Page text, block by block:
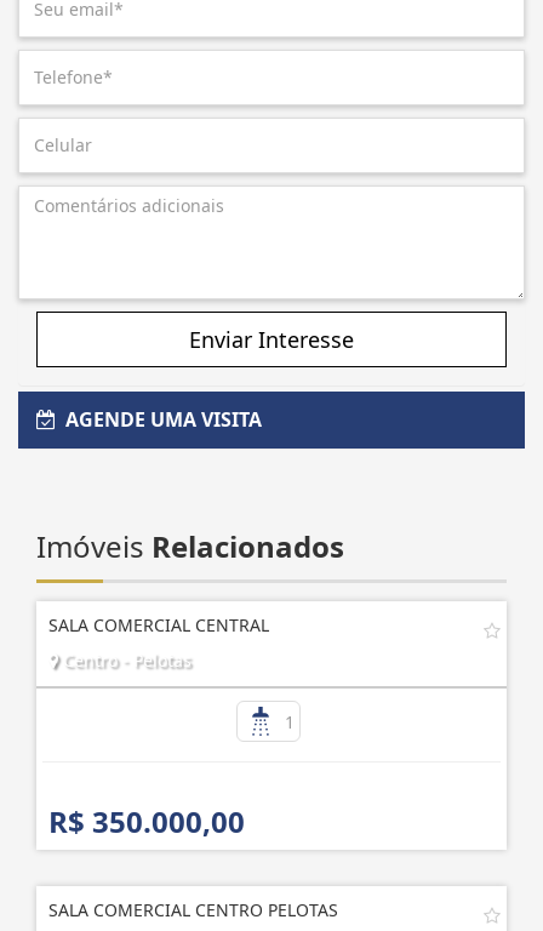
Enviar Interesse
AGENDE UMA VISITA
Imóveis Relacionados
SALA COMERCIAL CENTRAL
Centro - Pelotas
1
R$ 350.000,00
SALA COMERCIAL CENTRO PELOTAS